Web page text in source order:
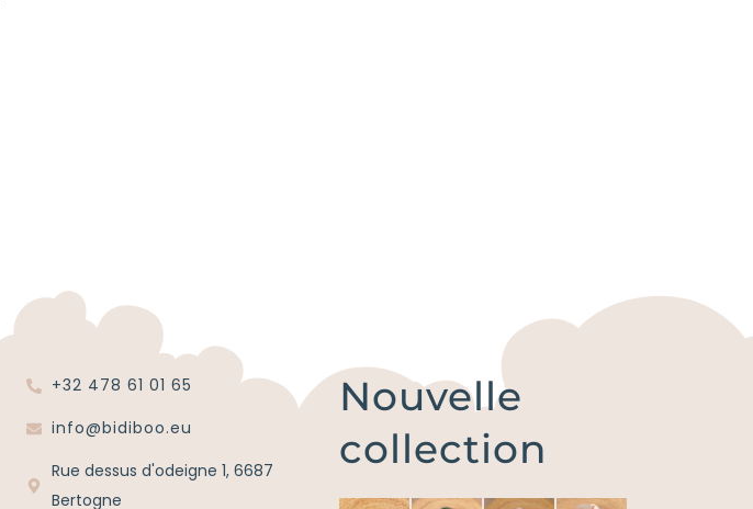
+32 478 61 01 65
info@bidiboo.eu
Rue dessus d'odeigne 1, 6687
Bertogne
Nouvelle
collection